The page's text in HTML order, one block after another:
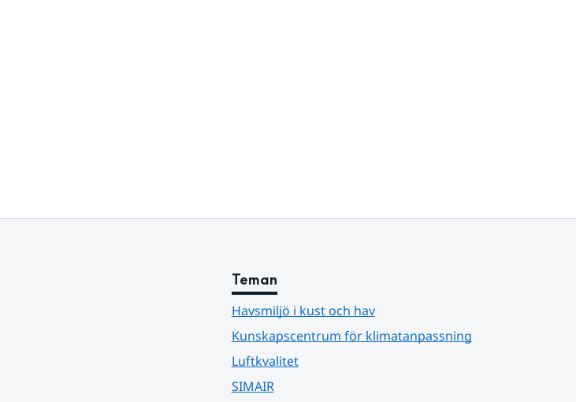
Teman
Havsmiljö i kust och hav
Kunskapscentrum för klimatanpassning
Luftkvalitet
SIMAIR